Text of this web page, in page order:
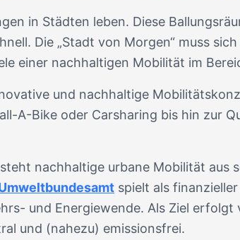
in Städten leben. Diese
Die „Stadt von Morgen“ muss
einer nachhaltigen Mobilität im
und nachhaltige
A-Bike oder Carsharing bis hin zur
nachhaltige urbane Mobilität aus
spielt als
und Energiewende. Als Ziel erfolgt
und (nahezu) emissionsfrei.